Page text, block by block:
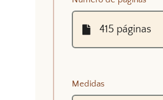
Medidas